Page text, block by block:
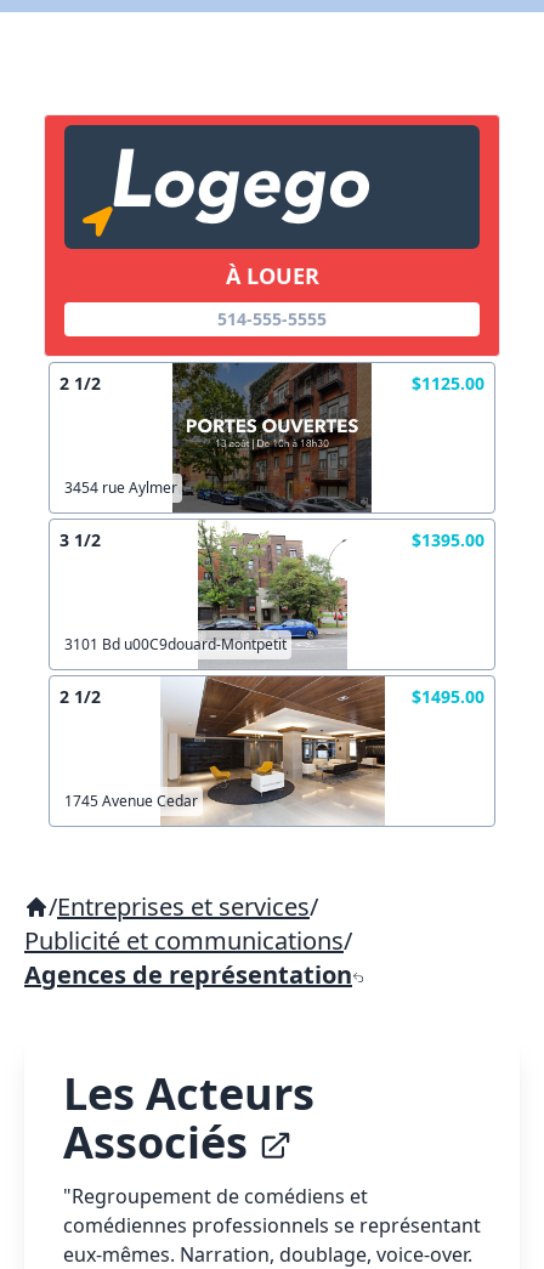
À LOUER
514-555-5555
2 1/2 $1125.00
3454 rue Aylmer
3 1/2 $1395.00
3101 Bd u00C9douard-Montpetit
2 1/2 $1495.00
1745 Avenue Cedar
/Entreprises et services/
Publicité et communications/
Agences de représentation
Les Acteurs
Associés
"Regroupement de comédiens et
comédiennes professionnels se représentant
eux-mêmes. Narration, doublage, voice-over.
Copier lien